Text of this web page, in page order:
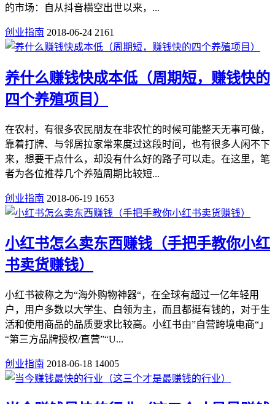
的市场：自从抖音横空出世以来，...
创业指南 2018-06-24 2161
养什么赚钱快成本低（周期短，赚钱快的
四个养殖项目）
在农村，有很多农民朋友在非农忙的时候可能整天无事可做，
靠着打牌、与邻居拉家常来度过这段时间，也有很多人闲不下
来，想要干点什么，却没有什么好的路子可以走。在这里，笔
者为各位推荐几个养殖周期比较短...
创业指南 2018-06-19 1653
小红书怎么卖东西赚钱（手把手教你小红
书卖货赚钱）
小红书被称之为“海外购物神器“，在全球有超过一亿年轻用
户，用户多数以大学生、白领为主，而且都挺有钱的，对于生
活和使用商品的品质要求比较高。小红书由”自营跨境电商“」
“第三方品牌授权/直营”“U...
创业指南 2018-06-18 14005